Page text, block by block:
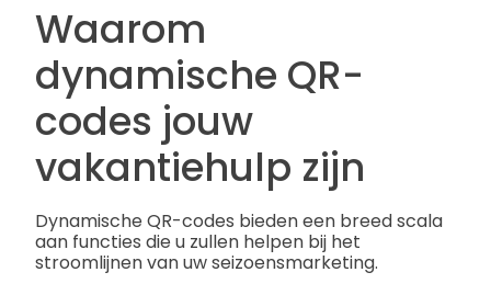
Waarom
dynamische QR-
codes jouw
vakantiehulp zijn
Dynamische QR-codes bieden een breed scala
aan functies die u zullen helpen bij het
stroomlijnen van uw seizoensmarketing.